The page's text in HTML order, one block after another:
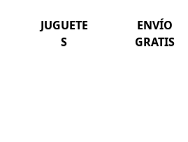
JUGUETE
S
ENVÍO
GRATIS